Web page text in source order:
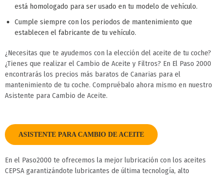
está homologado para ser usado en tu modelo de vehículo.
Cumple siempre con los periodos de mantenimiento que
establecen el fabricante de tu vehículo.
¿Necesitas que te ayudemos con la elección del aceite de tu coche?
¿Tienes que realizar el Cambio de Aceite y Filtros? En El Paso 2000
encontrarás los precios más baratos de Canarias para el
mantenimiento de tu coche. Compruébalo ahora mismo en nuestro
Asistente para Cambio de Aceite.
ASISTENTE PARA CAMBIO DE ACEITE
En el Paso2000 te ofrecemos la mejor lubricación con los aceites
CEPSA garantizándote lubricantes de última tecnología, alto